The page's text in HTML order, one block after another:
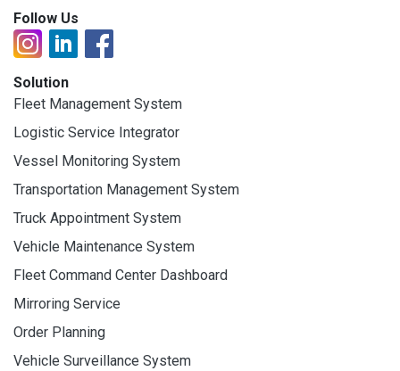
Follow Us
Solution
Fleet Management System
Logistic Service Integrator
Vessel Monitoring System
Transportation Management System
Truck Appointment System
Vehicle Maintenance System
Fleet Command Center Dashboard
Mirroring Service
Order Planning
Vehicle Surveillance System